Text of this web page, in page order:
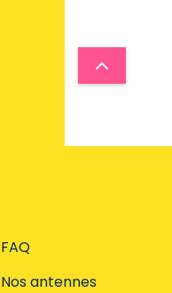
FAQ
Nos antennes